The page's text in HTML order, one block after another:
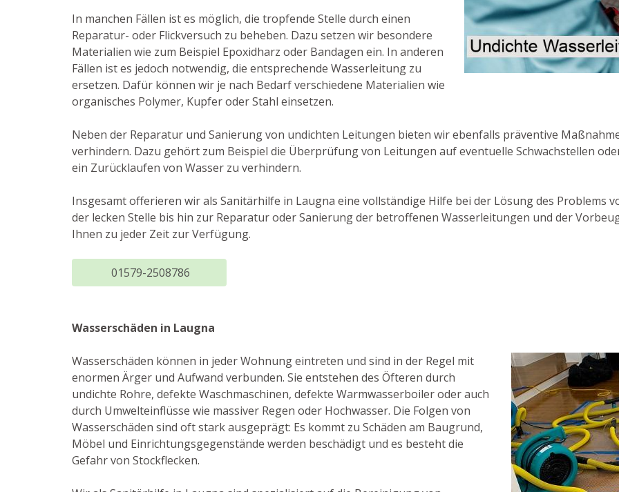
In manchen Fällen ist es möglich, die tropfende Stelle durch einen
Reparatur- oder Flickversuch zu beheben. Dazu setzen wir besondere
Materialien wie zum Beispiel Epoxidharz oder Bandagen ein. In anderen
Fällen ist es jedoch notwendig, die entsprechende Wasserleitung zu
ersetzen. Dafür können wir je nach Bedarf verschiedene Materialien wie
organisches Polymer, Kupfer oder Stahl einsetzen.
Neben der Reparatur und Sanierung von undichten Leitungen bieten wir ebenfalls präventive
verhindern. Dazu gehört zum Beispiel die Überprüfung von Leitungen auf eventuelle Schwachstellen
ein Zurücklaufen von Wasser zu verhindern.
Insgesamt offerieren wir als Sanitärhilfe in Laugna eine vollständige Hilfe bei der Lösung des Problems
der lecken Stelle bis hin zur Reparatur oder Sanierung der betroffenen Wasserleitungen und der
Ihnen zu jeder Zeit zur Verfügung.
01579-2508786
Wasserschäden in Laugna
Wasserschäden können in jeder Wohnung eintreten und sind in der Regel mit
enormen Ärger und Aufwand verbunden. Sie entstehen des Öfteren durch
undichte Rohre, defekte Waschmaschinen, defekte Warmwasserboiler oder auch
durch Umwelteinflüsse wie massiver Regen oder Hochwasser. Die Folgen von
Wasserschäden sind oft stark ausgeprägt: Es kommt zu Schäden am Baugrund,
Möbel und Einrichtungsgegenstände werden beschädigt und es besteht die
Gefahr von Stockflecken.